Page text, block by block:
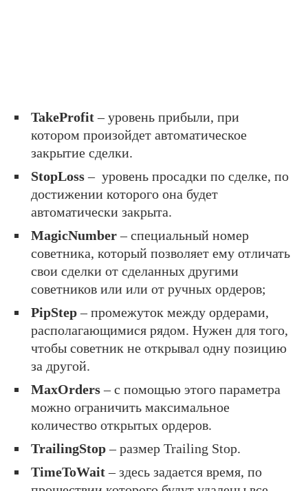
TakeProfit– уровень прибыли, при
котором произойдет автоматическое
закрытие сделки.
StopLoss– уровень просадки по сделке, по
достижении которого она будет
автоматически закрыта.
MagicNumber– специальный номер
советника, который позволяет ему отличать
свои сделки от сделанных другими
советников или или от ручных ордеров;
PipStep– промежуток между ордерами,
располагающимися рядом. Нужен для того,
чтобы советник не открывал одну позицию
за другой.
MaxOrders– с помощью этого параметра
можно ограничить максимальное
количество открытых ордеров.
TrailingStop– размер Trailing Stop.
TimeToWait– здесь задается время, по